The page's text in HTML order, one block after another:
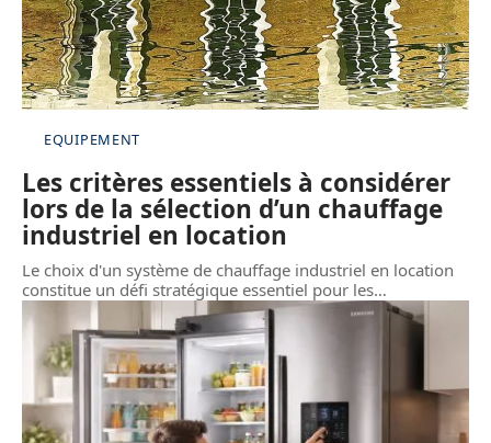
EQUIPEMENT
Les critères essentiels à considérer
lors de la sélection d’un chauffage
industriel en location
Le choix d'un système de chauffage industriel en location
constitue un défi stratégique essentiel pour les…